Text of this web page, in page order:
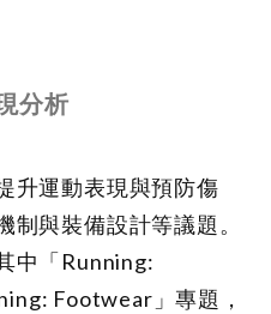
分析
升運動表現與預防傷
與裝備設計等議題。
中「Running:
Footwear」專題，